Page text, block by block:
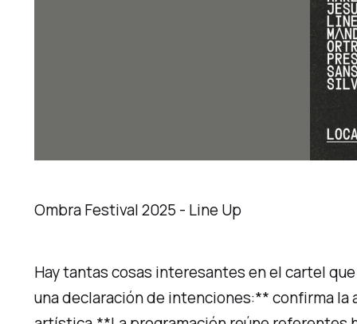
Ombra Festival 2025 - Line Up
Hay tantas cosas interesantes en el cartel
una declaración de intenciones:** confirma la